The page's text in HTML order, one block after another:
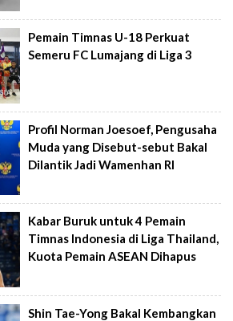
Pemain Timnas U-18 Perkuat
Semeru FC Lumajang di Liga 3
Profil Norman Joesoef, Pengusaha
Muda yang Disebut-sebut Bakal
Dilantik Jadi Wamenhan RI
Kabar Buruk untuk 4 Pemain
Timnas Indonesia di Liga Thailand,
Kuota Pemain ASEAN Dihapus
Shin Tae-Yong Bakal Kembangkan